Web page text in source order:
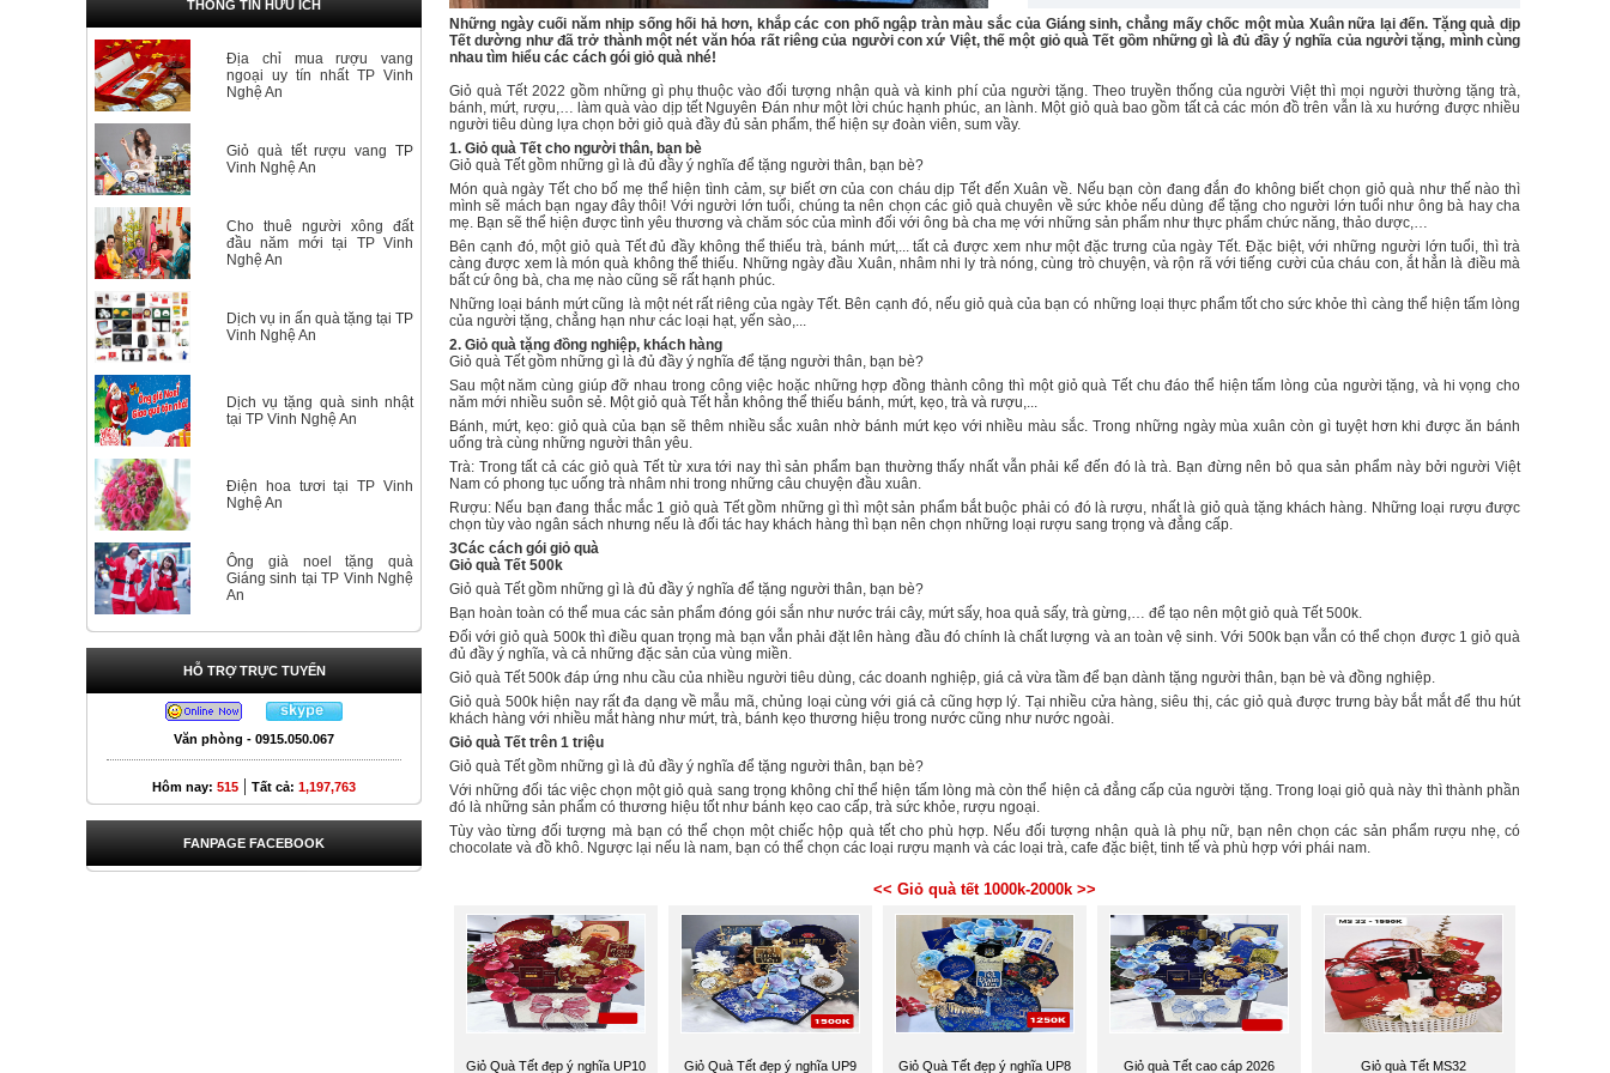
THÔNG TIN HỮU ÍCH
Địa chỉ mua rượu vang
ngoại uy tín nhất TP Vinh
Nghệ An
Giỏ quà tết rượu vang TP
Vinh Nghệ An
Cho thuê người xông đất
đầu năm mới tại TP Vinh
Nghệ An
Dịch vụ in ấn quà tặng tại TP
Vinh Nghệ An
Dịch vụ tặng quà sinh nhật
tại TP Vinh Nghệ An
Điện hoa tươi tại TP Vinh
Nghệ An
Ông già noel tặng quà
Giáng sinh tại TP Vinh Nghệ
An
HỖ TRỢ TRỰC TUYẾN
Văn phòng - 0915.050.067
Hôm nay: 515 | Tất cả: 1,197,763
FANPAGE FACEBOOK
Những ngày cuối năm nhịp sống hối hả hơn, khắp các con phố ngập tràn màu sắc của Giáng sinh, chẳng mấy chốc một mùa Xuân nữa lại đến. Tặng quà dịp
Tết dường như đã trở thành một nét văn hóa rất riêng của người con xứ Việt, thế một giỏ quà Tết gồm những gì là đủ đầy ý nghĩa của người tặng, mình cùng
nhau tìm hiểu các cách gói giỏ quà nhé!
Giỏ quà Tết 2022 gồm những gì phụ thuộc vào đối tượng nhận quà và kinh phí của người tặng. Theo truyền thống của người Việt thì mọi người thường tặng trà,
bánh, mứt, rượu,… làm quà vào dịp tết Nguyên Đán như một lời chúc hạnh phúc, an lành. Một giỏ quà bao gồm tất cả các món đồ trên vẫn là xu hướng được nhiều
người tiêu dùng lựa chọn bởi giỏ quà đầy đủ sản phẩm, thể hiện sự đoàn viên, sum vầy.
1. Giỏ quà Tết cho người thân, bạn bè
Giỏ quà Tết gồm những gì là đủ đầy ý nghĩa để tặng người thân, bạn bè?
Món quà ngày Tết cho bố mẹ thể hiện tình cảm, sự biết ơn của con cháu dịp Tết đến Xuân về. Nếu bạn còn đang đắn đo không biết chọn giỏ quà như thế nào thì
mình sẽ mách bạn ngay đây thôi! Với người lớn tuổi, chúng ta nên chọn các giỏ quà chuyên về sức khỏe nếu dùng để tặng cho người lớn tuổi như ông bà hay cha
mẹ. Bạn sẽ thể hiện được tình yêu thương và chăm sóc của mình đối với ông bà cha mẹ với những sản phẩm như thực phẩm chức năng, thảo dược,…
Bên cạnh đó, một giỏ quà Tết đủ đầy không thể thiếu trà, bánh mứt,... tất cả được xem như một đặc trưng của ngày Tết. Đặc biệt, với những người lớn tuổi, thì trà
càng được xem là món quà không thể thiếu. Những ngày đầu Xuân, nhâm nhi ly trà nóng, cùng trò chuyện, và rộn rã với tiếng cười của cháu con, ắt hẳn là điều mà
bất cứ ông bà, cha mẹ nào cũng sẽ rất hạnh phúc.
Những loại bánh mứt cũng là một nét rất riêng của ngày Tết. Bên cạnh đó, nếu giỏ quà của bạn có những loại thực phẩm tốt cho sức khỏe thì càng thể hiện tấm lòng
của người tặng, chẳng hạn như các loại hạt, yến sào,...
2. Giỏ quà tặng đồng nghiệp, khách hàng
Giỏ quà Tết gồm những gì là đủ đầy ý nghĩa để tặng người thân, bạn bè?
Sau một năm cùng giúp đỡ nhau trong công việc hoặc những hợp đồng thành công thì một giỏ quà Tết chu đáo thể hiện tấm lòng của người tặng, và hi vọng cho
năm mới nhiều suôn sẻ. Một giỏ quà Tết hẳn không thể thiếu bánh, mứt, kẹo, trà và rượu,...
Bánh, mứt, kẹo: giỏ quà của bạn sẽ thêm nhiều sắc xuân nhờ bánh mứt kẹo với nhiều màu sắc. Trong những ngày mùa xuân còn gì tuyệt hơn khi được ăn bánh
uống trà cùng những người thân yêu.
Trà: Trong tất cả các giỏ quà Tết từ xưa tới nay thì sản phẩm bạn thường thấy nhất vẫn phải kể đến đó là trà. Bạn đừng nên bỏ qua sản phẩm này bởi người Việt
Nam có phong tục uống trà nhâm nhi trong những câu chuyện đầu xuân.
Rượu: Nếu bạn đang thắc mắc 1 giỏ quà Tết gồm những gì thì một sản phẩm bắt buộc phải có đó là rượu, nhất là giỏ quà tặng khách hàng. Những loại rượu được
chọn tùy vào ngân sách nhưng nếu là đối tác hay khách hàng thì bạn nên chọn những loại rượu sang trọng và đẳng cấp.
3Các cách gói giỏ quà
Giỏ quà Tết 500k
Giỏ quà Tết gồm những gì là đủ đầy ý nghĩa để tặng người thân, bạn bè?
Bạn hoàn toàn có thể mua các sản phẩm đóng gói sắn như nước trái cây, mứt sấy, hoa quả sấy, trà gừng,… để tạo nên một giỏ quà Tết 500k.
Đối với giỏ quà 500k thì điều quan trọng mà bạn vẫn phải đặt lên hàng đầu đó chính là chất lượng và an toàn vệ sinh. Với 500k bạn vẫn có thể chọn được 1 giỏ quà
đủ đầy ý nghĩa, và cả những đặc sản của vùng miền.
Giỏ quà Tết 500k đáp ứng nhu cầu của nhiều người tiêu dùng, các doanh nghiệp, giá cả vừa tầm để bạn dành tặng người thân, bạn bè và đồng nghiệp.
Giỏ quà 500k hiện nay rất đa dạng về mẫu mã, chủng loại cùng với giá cả cũng hợp lý. Tại nhiều cửa hàng, siêu thị, các giỏ quà được trưng bày bắt mắt để thu hút
khách hàng với nhiều mắt hàng như mứt, trà, bánh kẹo thương hiệu trong nước cũng như nước ngoài.
Giỏ quà Tết trên 1 triệu
Giỏ quà Tết gồm những gì là đủ đầy ý nghĩa để tặng người thân, bạn bè?
Với những đối tác việc chọn một giỏ quà sang trọng không chỉ thể hiện tấm lòng mà còn thể hiện cả đẳng cấp của người tặng. Trong loại giỏ quà này thì thành phần
đó là những sản phẩm có thương hiệu tốt như bánh kẹo cao cấp, trà sức khỏe, rượu ngoại.
Tùy vào từng đối tượng mà bạn có thể chọn một chiếc hộp quà tết cho phù hợp. Nếu đối tượng nhận quà là phụ nữ, bạn nên chọn các sản phẩm rượu nhẹ, có
chocolate và đồ khô. Ngược lại nếu là nam, bạn có thể chọn các loại rượu mạnh và các loại trà, cafe đặc biệt, tinh tế và phù hợp với phái nam.
<< Giỏ quà tết 1000k-2000k >>
Giỏ Quà Tết đẹp ý nghĩa UP10 Giỏ Quà Tết đẹp ý nghĩa UP9 Giỏ Quà Tết đẹp ý nghĩa UP8 Giỏ quà Tết cao cáp 2026 Giỏ quà Tết MS32